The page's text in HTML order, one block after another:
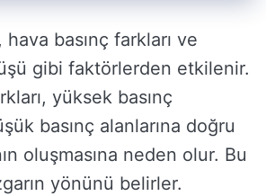
hava basınç farkları ve
gibi faktörlerden etkilenir.
yüksek basınç
basınç alanlarına doğru
oluşmasına neden olur. Bu
yönünü belirler.